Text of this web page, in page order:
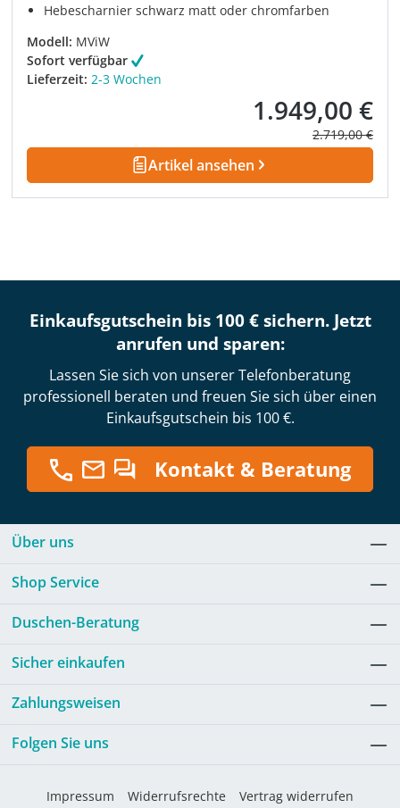
Hebescharnier schwarz matt oder chromfarben
Modell: MViW
Sofort verfügbar
Lieferzeit: 2-3 Wochen
Verkaufspreis:
1.949,00 €
Regulärer
2.719,00 €
Artikel ansehen
Einkaufsgutschein bis 100 € sichern. Jetzt
anrufen und sparen:
Lassen Sie sich von unserer Telefonberatung
professionell beraten und freuen Sie sich über einen
Einkaufsgutschein bis 100 €.
Kontakt & Beratung
Über uns
Shop Service
Duschen-Beratung
Sicher einkaufen
Zahlungsweisen
Folgen Sie uns
Impressum Widerrufsrechte Vertrag widerrufen